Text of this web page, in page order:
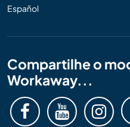
Español
Compartilhe o
Workaway...